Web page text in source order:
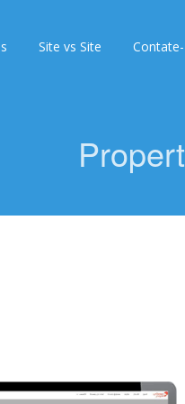
Site vs Site